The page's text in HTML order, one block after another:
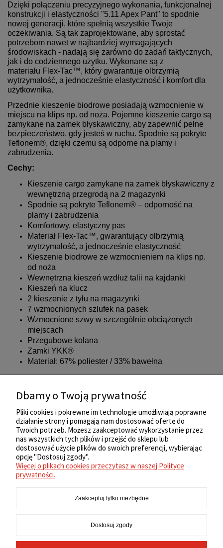
Dzięki połączeniu precyzyjnego wykonania, funkcjonalnej
konstrukcji i elastyczności "5.11 Apex Pant" to spodnie
nowej generacji, które spełnią wszystkie Twoje
oczekiwania. Są tak zaprojektowane, aby sprostać
potrzebom nawet w najbardziej wymagających
środowiskach - nadają się zarówno do zadań taktycznych,
jak i do codziennego użytku. Wykonane są z
materiału Flex-Tac™, który gwarantuje olbrzymią
wytrzymałość, a jednocześnie elastyczność i komfort dla
użytkownika.
Przednie kieszenie biodrowe posiadają wzmocnienie w
miejscu na klips np. od noża. Pojemne kieszenie cargo są
zamykane na zamek błyskawiczny, aby zapewnić pełne
bezpieczeństwo, gdy jesteś w ruchu. Spodnie są pokryte
Teflonem®, dzięki czemu są odporne na plamy i
zabrudzenia.
Cechy:
Kieszenie cargo zamykane na zamek błyskawiczny z
wewnętrzną przegrodą na 2 magazynki
Spodnie są pokryte Teflonem® – odporność na
plamy i zabrudzenia
Komfortowy, elastyczny pas
Materiał Flex-Tac™, gwarantujący olbrzymią
wytrzymałość, a jednocześnie elastyczność
Kieszenie biodrowe ze wzmocnieniem na klips np.
od noża
Wewnętrzna kieszeń wzdłuż talii na kajdanki
Kieszeń na klucz
2 kieszenie z tyłu na magazynki
7 wzmocnionych szlufek na pasek
Wzmocnione szwy w szczególnie obciążonych
miejscach
Przegubowe kolana
Zamki YKK®
Materiał: 67% poliester / 33% bawełna
Pliki do pobrania:
ZAKUPY
REGULAMIN
MOJE KONTO
INFORMACJE
Dbamy o Twoją prywatność
Pliki cookies i pokrewne im technologie umożliwiają poprawne
działanie strony i pomagają nam dostosować ofertę do
Twoich potrzeb. Możesz zaakceptować wykorzystanie przez
nas wszystkich tych plików i przejść do sklepu lub
dostosować użycie plików do swoich preferencji, wybierając
opcję "Dostosuj zgody".
Więcej o plikach cookies przeczytasz w naszej Polityce
prywatności.
Zaakceptuj tylko niezbędne
Dostosuj zgody